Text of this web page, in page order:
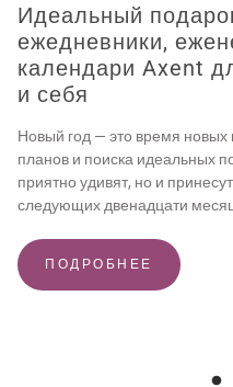
Идеальный
ежедневники,
календари Axent
и себя
Новый год — это время
планов и поиска идеальных
приятно удивят, но и
следующих двенадцати
ПОДРОБНЕЕ